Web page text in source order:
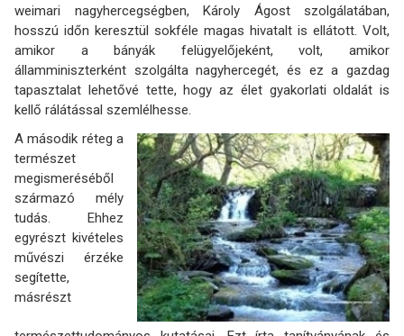
weimari nagyhercegségben, Károly Ágost szolgálatában,
hosszú időn keresztül sokféle magas hivatalt is ellátott. Volt,
amikor a bányák felügyelőjeként, volt, amikor
államminiszterként szolgálta nagyhercegét, és ez a gazdag
tapasztalat lehetővé tette, hogy az élet gyakorlati oldalát is
kellő rálátással szemlélhesse.
A második réteg a
természet
megismeréséből
származó mély
tudás. Ehhez
egyrészt kivételes
művészi érzéke
segítette,
másrészt